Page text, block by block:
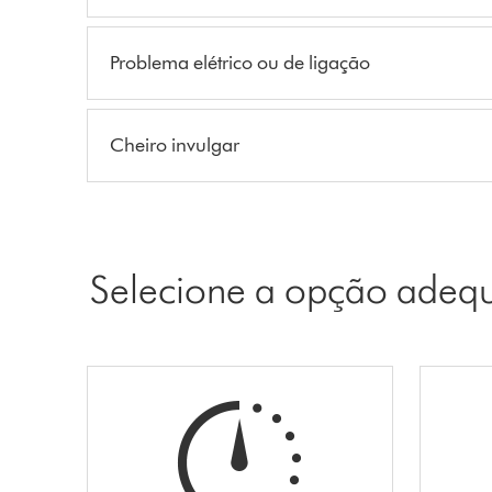
Problema elétrico ou de ligação
Cheiro invulgar
Selecione a opção